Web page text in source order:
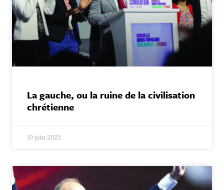
La gauche, ou la ruine de la civilisation
chrétienne
10 juin 2022